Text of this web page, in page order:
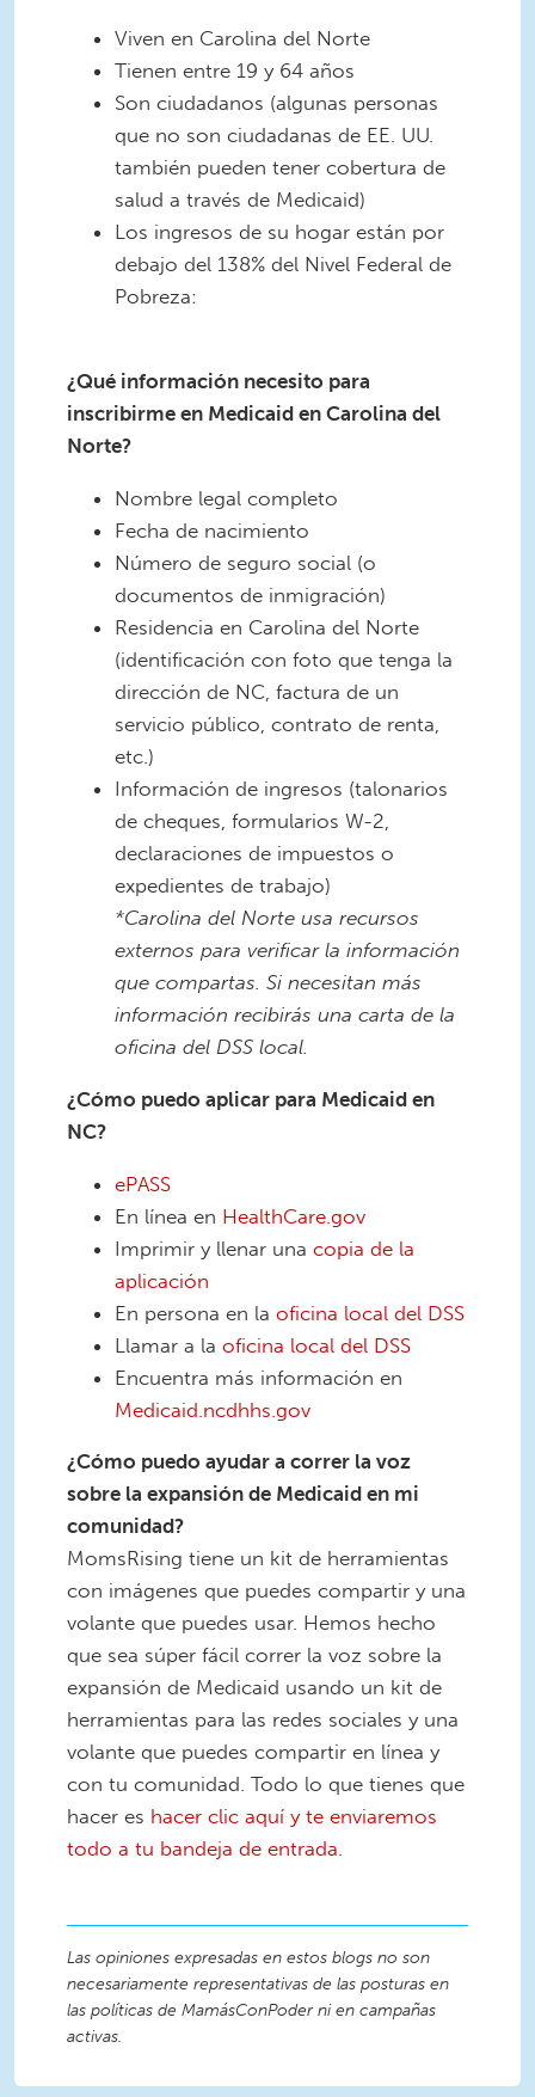
Viven en Carolina del Norte
Tienen entre 19 y 64 años
Son ciudadanos (algunas personas
que no son ciudadanas de EE. UU.
también pueden tener cobertura de
salud a través de Medicaid)
Los ingresos de su hogar están por
debajo del 138% del Nivel Federal de
Pobreza:
Spanish.jpg
¿Qué información necesito para
inscribirme en Medicaid en Carolina del
Norte?
Nombre legal completo
Fecha de nacimiento
Número de seguro social (o
documentos de inmigración)
Residencia en Carolina del Norte
(identificación con foto que tenga la
dirección de NC, factura de un
servicio público, contrato de renta,
etc.)
Información de ingresos (talonarios
de cheques, formularios W-2,
declaraciones de impuestos o
expedientes de trabajo)
*Carolina del Norte usa recursos
externos para verificar la información
que compartas. Si necesitan más
información recibirás una carta de la
oficina del DSS local.
¿Cómo puedo aplicar para Medicaid en
NC?
ePASS
En línea en HealthCare.gov
Imprimir y llenar una copia de la
aplicación
En persona en la oficina local del DSS
Llamar a la oficina local del DSS
Encuentra más información en
Medicaid.ncdhhs.gov
¿Cómo puedo ayudar a correr la voz
sobre la expansión de Medicaid en mi
comunidad?
MomsRising tiene un kit de herramientas
con imágenes que puedes compartir y una
volante que puedes usar. Hemos hecho
que sea súper fácil correr la voz sobre la
expansión de Medicaid usando un kit de
herramientas para las redes sociales y una
volante que puedes compartir en línea y
con tu comunidad. Todo lo que tienes que
hacer es hacer clic aquí y te enviaremos
todo a tu bandeja de entrada.
Las opiniones expresadas en estos blogs no son
necesariamente representativas de las posturas en
las políticas de MamásConPoder ni en campañas
activas.